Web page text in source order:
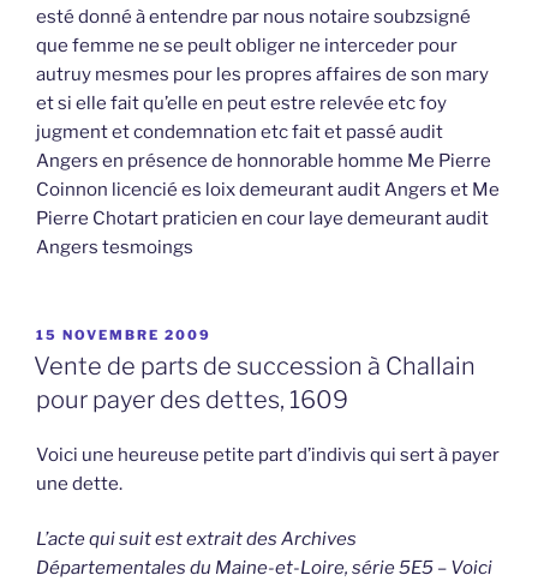
esté donné à entendre par nous notaire soubzsigné
que femme ne se peult obliger ne interceder pour
autruy mesmes pour les propres affaires de son mary
et si elle fait qu’elle en peut estre relevée etc foy
jugment et condemnation etc fait et passé audit
Angers en présence de honnorable homme Me Pierre
Coinnon licencié es loix demeurant audit Angers et Me
Pierre Chotart praticien en cour laye demeurant audit
Angers tesmoings
PUBLIÉ
LE
15 NOVEMBRE 2009
Vente de parts de succession à Challain
pour payer des dettes, 1609
Voici une heureuse petite part d’indivis qui sert à payer
une dette.
L’acte qui suit est extrait des Archives
Départementales du Maine-et-Loire, série 5E5 – Voici